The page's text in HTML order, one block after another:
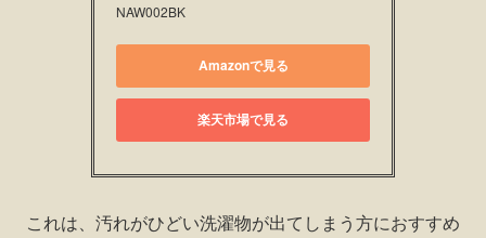
NAW002BK
Amazonで見る
楽天市場で見る
これは、汚れがひどい洗濯物が出てしまう方におすすめ